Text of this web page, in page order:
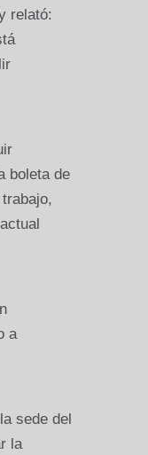
relató:
boleta de
a
sede del
la